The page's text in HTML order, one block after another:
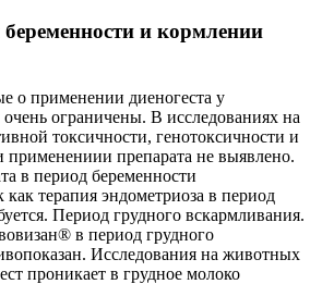
и кормлении
о применении диеногеста у
ограничены. В исследованиях на
токсичности, генотоксичности и
применениии препарата не выявлено.
в период беременности
как терапия эндометриоза в период
Период грудного вскармливания.
в период грудного
Исследования на животных
проникает в грудное молоко